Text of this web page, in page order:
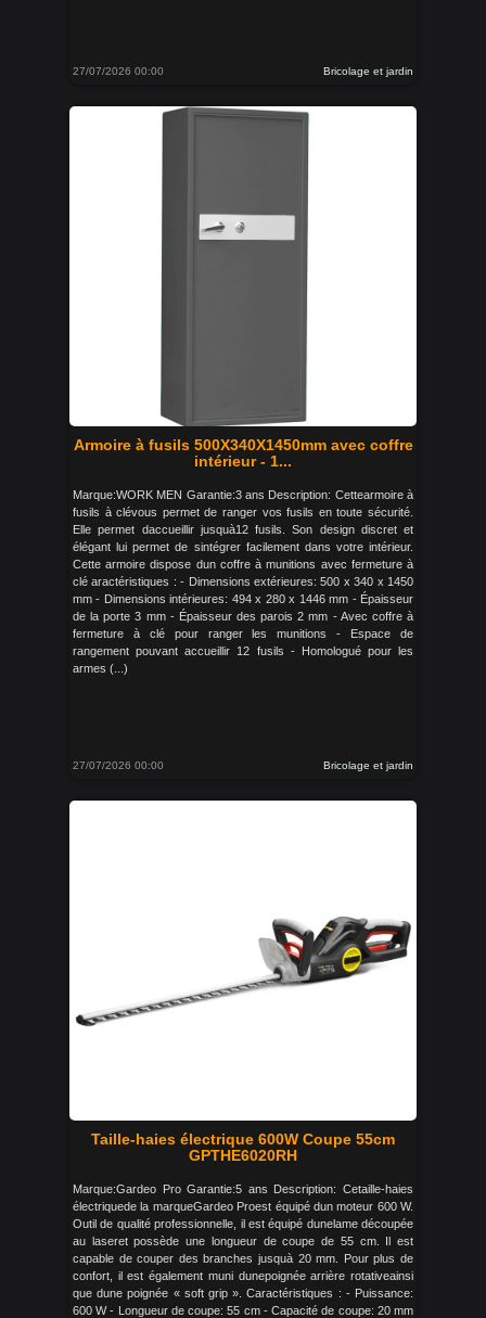
27/07/2026 00:00 Bricolage et jardin
Armoire à fusils 500X340X1450mm avec coffre
intérieur - 1...
Marque:WORK MEN Garantie:3 ans Description: Cettearmoire à
fusils à clévous permet de ranger vos fusils en toute sécurité.
Elle permet daccueillir jusquà12 fusils. Son design discret et
élégant lui permet de sintégrer facilement dans votre intérieur.
Cette armoire dispose dun coffre à munitions avec fermeture à
clé aractéristiques : - Dimensions extérieures: 500 x 340 x 1450
mm - Dimensions intérieures: 494 x 280 x 1446 mm - Épaisseur
de la porte 3 mm - Épaisseur des parois 2 mm - Avec coffre à
fermeture à clé pour ranger les munitions - Espace de
rangement pouvant accueillir 12 fusils - Homologué pour les
armes (...)
27/07/2026 00:00 Bricolage et jardin
Taille-haies électrique 600W Coupe 55cm
GPTHE6020RH
Marque:Gardeo Pro Garantie:5 ans Description: Cetaille-haies
électriquede la marqueGardeo Proest équipé dun moteur 600 W.
Outil de qualité professionnelle, il est équipé dunelame découpée
au laseret possède une longueur de coupe de 55 cm. Il est
capable de couper des branches jusquà 20 mm. Pour plus de
confort, il est également muni dunepoignée arrière rotativeainsi
que dune poignée « soft grip ». Caractéristiques : - Puissance:
600 W - Longueur de coupe: 55 cm - Capacité de coupe: 20 mm